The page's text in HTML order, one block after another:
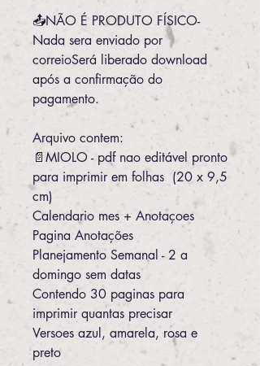
📤NÃO É PRODUTO FÍSICO-
Nada sera enviado por
correioSerá liberado download
após a confirmação do
pagamento.
Arquivo contem:
📄MIOLO - pdf nao editável pronto
para imprimir em folhas (20 x 9,5
cm)
Calendario mes + Anotaçoes
Pagina Anotações
Planejamento Semanal - 2 a
domingo sem datas
Contendo 30 paginas para
imprimir quantas precisar
Versoes azul, amarela, rosa e
preto